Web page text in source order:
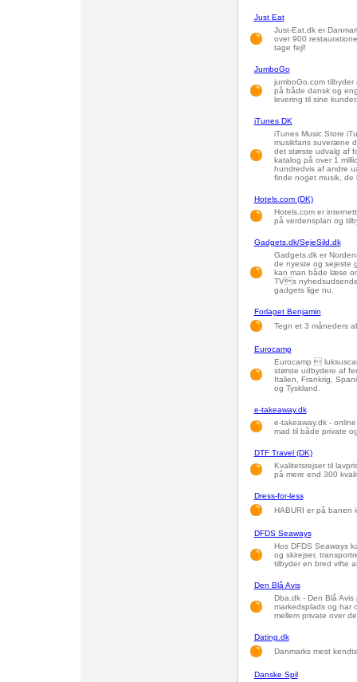
Just Eat
Just-Eat.dk er
over 900
tage fejl!
JumboGo
jumboGo.com
på både dansk og
levering til sine kunder.
iTunes DK
iTunes Music Store
musikfans suveræne
det største udvalg af
katalog på over 1
hundredvis af andre
finde noget musik, de
Hotels.com (DK)
Hotels.com er
på verdensplan og
Gadgets.dk/SejeSild.dk
Gadgets.dk er
de nyeste og sejeste
kan man både læse
TVs
gadgets lige nu.
Forlaget Benjamin
Tegn et 3 måneders
Eurocamp
Eurocamp 
største udbydere af
Italien, Frankrig,
og Tyskland.
e-takeaway.dk
e-takeaway.dk -
mad til både private
DTF Travel (DK)
Kvalitetsrejser til
på mere end 300
Dress-for-less
HABURI er på banen
DFDS Seaways
Hos DFDS Seaways
og skirejser,
tilbyder en bred vifte
Den Blå Avis
Dba.dk - Den Blå
markedsplads og har
mellem private over
Dating.dk
Danmarks mest
Danske Spil